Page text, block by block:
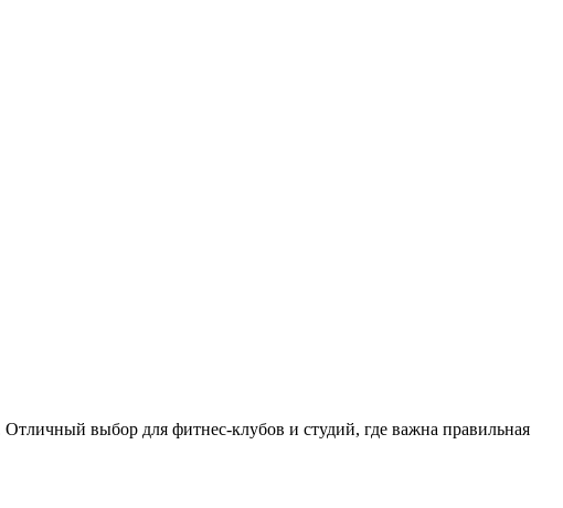
выбор для фитнес‑клубов и студий, где важна правильная